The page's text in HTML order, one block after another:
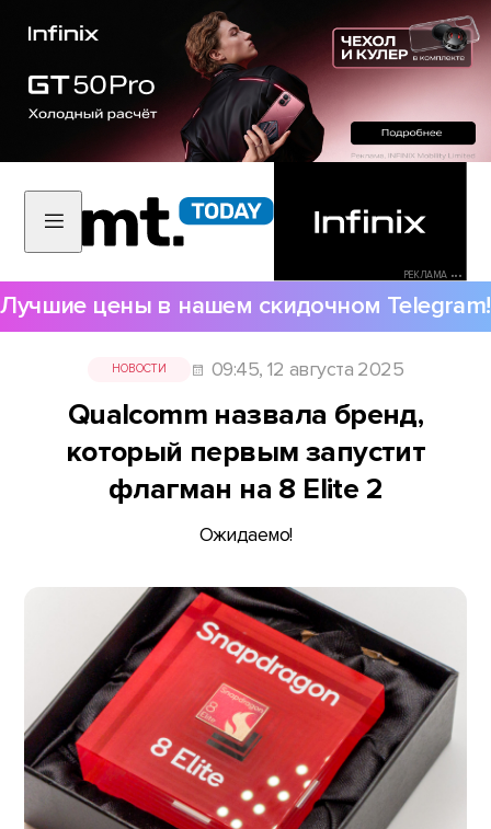
РЕКЛАМА •••
Лучшие цены в нашем скидочном Telegram!
НОВОСТИ 09:45, 12 августа 2025
Qualcomm назвала бренд,
который первым запустит
флагман на 8 Elite 2
Ожидаемо!